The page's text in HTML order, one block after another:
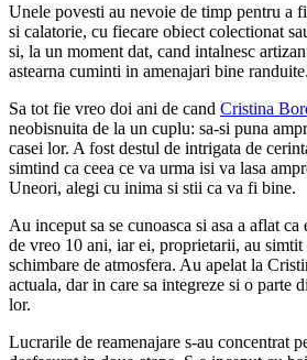
Unele povesti au nevoie de timp pentru a
si calatorie, cu fiecare obiect colectionat
si, la un moment dat, cand intalnesc
astearna cuminti in amenajari bine randuite.
Sa tot fie vreo doi ani de cand Cristina
neobisnuita de la un cuplu: sa-si puna
casei lor. A fost destul de intrigata de
simtind ca ceea ce va urma isi va lasa
Uneori, alegi cu inima si stii ca va fi bine.
Au inceput sa se cunoasca si asa a aflat ca
de vreo 10 ani, iar ei, proprietarii, au
schimbare de atmosfera. Au apelat la
actuala, dar in care sa integreze si o parte
lor.
Lucrarile de reamenajare s-au concentrat